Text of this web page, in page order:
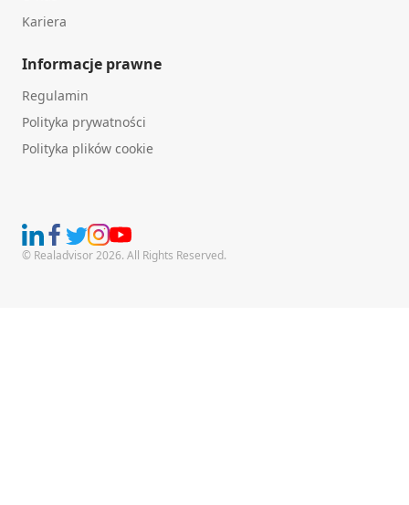
Kariera
Informacje prawne
Regulamin
Polityka prywatności
Polityka plików cookie
© Realadvisor 2026. All Rights Reserved.